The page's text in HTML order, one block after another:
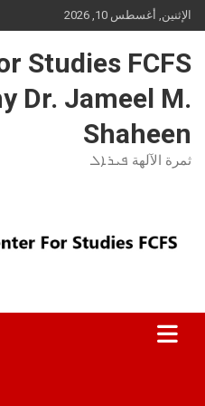
Skip
to
الإثنين, أغسطس 10, 2026
Studies FCFS
Dr. Jameel M.
Shaheen
ثمرة الآلهة ܦܝܪܐܠ